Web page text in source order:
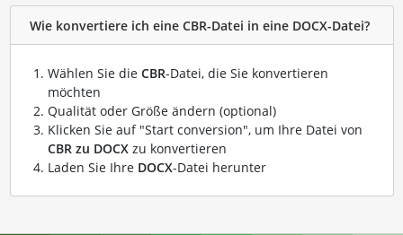
Wie konvertiere ich eine CBR-Datei in eine DOCX-Datei?
Wählen Sie die CBR-Datei, die Sie konvertieren
möchten
Qualität oder Größe ändern (optional)
Klicken Sie auf "Start conversion", um Ihre Datei von
CBR zu DOCXzu konvertieren
Laden Sie Ihre DOCX-Datei herunter